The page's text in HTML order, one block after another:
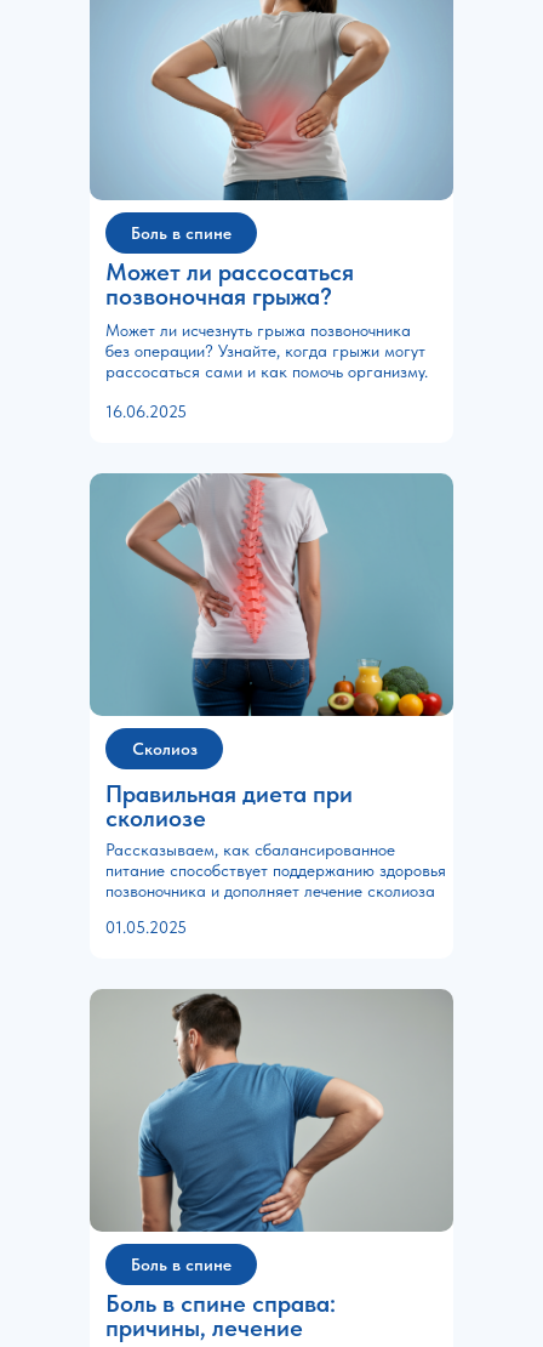
Правильная диета при
сколиозе
Рассказываем, как сбалансированное
питание способствует поддержанию здоровья
позвоночника и дополняет лечение сколиоза
01.05.2025
Сколиоз
Может ли рассосаться
позвоночная грыжа?
Может ли исчезнуть грыжа позвоночника
без операции? Узнайте, когда грыжи могут
рассосаться сами и как помочь организму.
16.06.2025
Боль в спине
Боль в спине справа:
причины, лечение
Боль в спине